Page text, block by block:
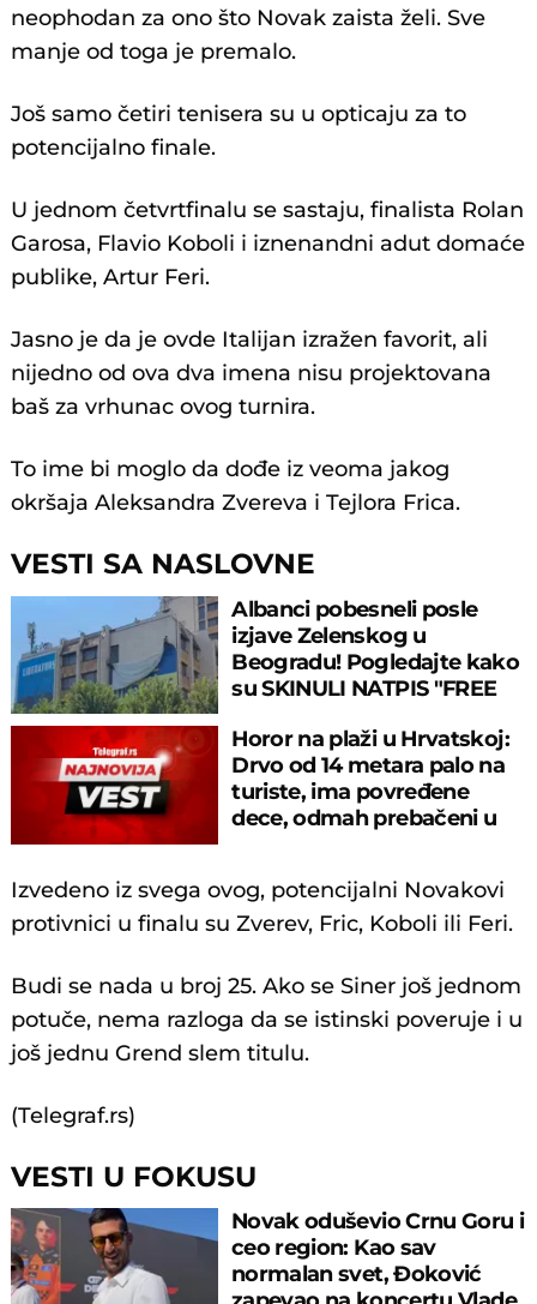
neophodan za ono što Novak zaista želi. Sve
manje od toga je premalo.
Još samo četiri tenisera su u opticaju za to
potencijalno finale.
U jednom četvrtfinalu se sastaju, finalista Rolan
Garosa, Flavio Koboli i iznenandni adut domaće
publike, Artur Feri.
Jasno je da je ovde Italijan izražen favorit, ali
nijedno od ova dva imena nisu projektovana
baš za vrhunac ovog turnira.
To ime bi moglo da dođe iz veoma jakog
okršaja Aleksandra Zvereva i Tejlora Frica.
VESTI SA NASLOVNE
Albanci pobesneli posle
izjave Zelenskog u
Beogradu! Pogledajte kako
su SKINULI NATPIS "FREE
Horor na plaži u Hrvatskoj:
Drvo od 14 metara palo na
turiste, ima povređene
dece, odmah prebačeni u
Izvedeno iz svega ovog, potencijalni Novakovi
protivnici u finalu su Zverev, Fric, Koboli ili Feri.
Budi se nada u broj 25. Ako se Siner još jednom
potuče, nema razloga da se istinski poveruje i u
još jednu Grend slem titulu.
(Telegraf.rs)
VESTI U FOKUSU
Novak oduševio Crnu Goru i
ceo region: Kao sav
normalan svet, Đoković